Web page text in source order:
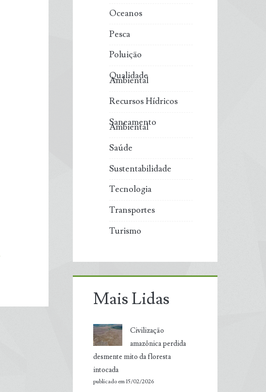
Oceanos
Pesca
Poluição
Qualidade
Ambiental
Recursos Hídricos
Saneamento
Ambiental
Saúde
Sustentabilidade
Tecnologia
Transportes
Turismo
Mais Lidas
Civilização
amazônica perdida
desmente mito da floresta
intocada
publicado em 15/02/2026